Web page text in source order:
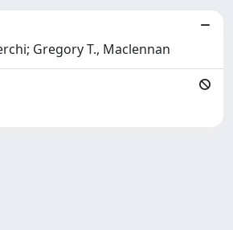
Gregory T., Maclennan